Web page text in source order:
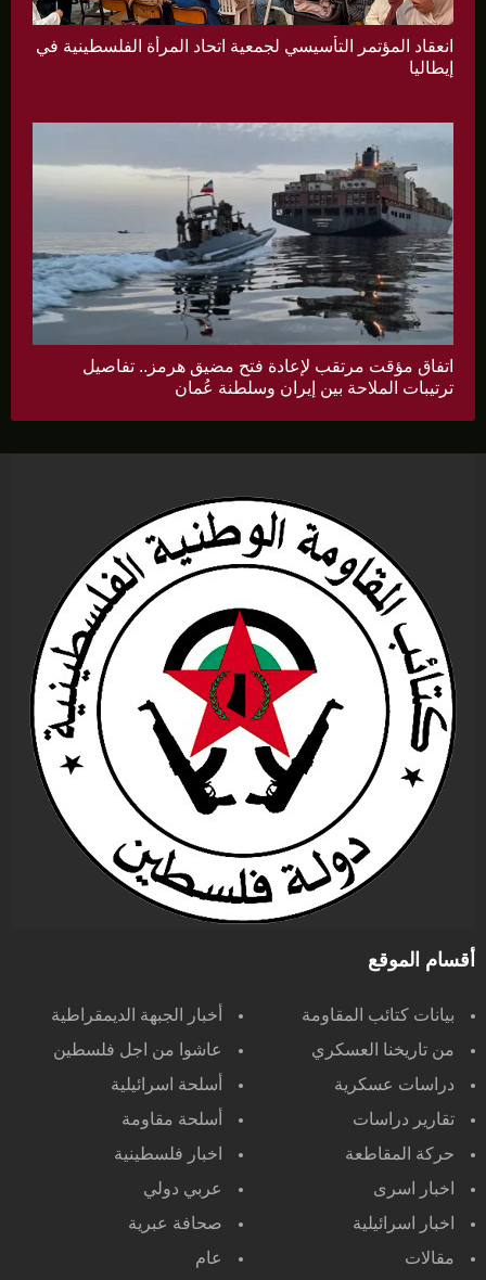
انعقاد المؤتمر التأسيسي لجمعية اتحاد المرأة الفلسطينية في
إيطاليا
اتفاق مؤقت مرتقب لإعادة فتح مضيق هرمز.. تفاصيل
ترتيبات الملاحة بين إيران وسلطنة عُمان
أقسام الموقع
بيانات كتائب المقاومة
أخبار الجبهة الديمقراطية
من تاريخنا العسكري
عاشوا من اجل فلسطين
دراسات عسكرية
أسلحة اسرائيلية
تقارير دراسات
أسلحة مقاومة
حركة المقاطعة
اخبار فلسطينية
اخبار اسرى
عربي دولي
اخبار اسرائيلية
صحافة عبرية
مقالات
عام